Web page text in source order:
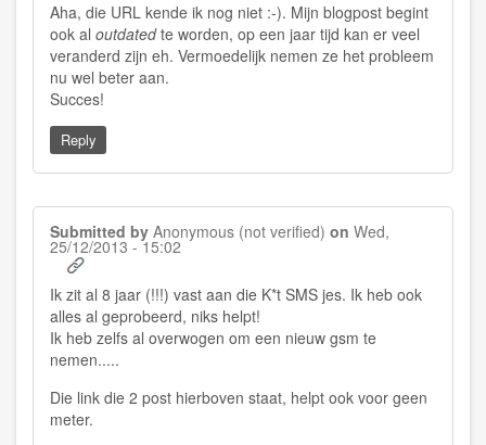
Aha, die URL kende ik nog niet :-). Mijn blogpost begint
ook al outdatedte worden, op een jaar tijd kan er veel
veranderd zijn eh. Vermoedelijk nemen ze het probleem
nu wel beter aan.
Succes!
Reply
Submitted by Anonymous (not verified) on Wed,
25/12/2013 - 15:02
Ik zit al 8 jaar (!!!) vast aan die K*t SMS jes. Ik heb ook
alles al geprobeerd, niks helpt!
Ik heb zelfs al overwogen om een nieuw gsm te
nemen.....
Die link die 2 post hierboven staat, helpt ook voor geen
meter.